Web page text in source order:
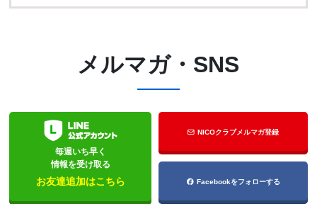
メルマガ・SNS
毎週いち早く
情報を受け取る
お友達追加はこちら
NICOクラブメルマガ登録
Facebookをフォローする